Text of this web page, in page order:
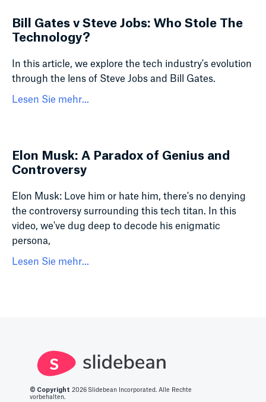
Bill Gates v Steve Jobs: Who Stole The
Technology?
In this article, we explore the tech industry's evolution
through the lens of Steve Jobs and Bill Gates.
Lesen Sie mehr...
Elon Musk: A Paradox of Genius and
Controversy
Elon Musk: Love him or hate him, there's no denying
the controversy surrounding this tech titan. In this
video, we've dug deep to decode his enigmatic
persona,
Lesen Sie mehr...
© Copyright 2026 Slidebean Incorporated. Alle Rechte
vorbehalten.